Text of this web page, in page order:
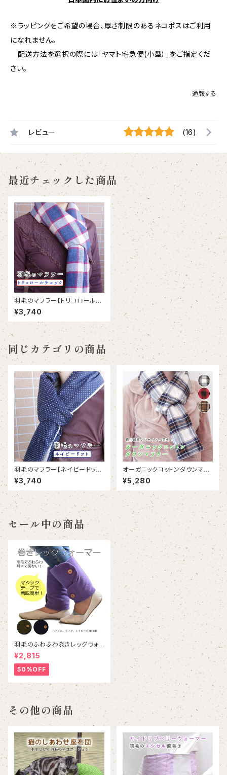
※ラッピングをご希望の場合、厚さ制限のあるネコポスはご利用
になれません。
配送方法を選択の際には「ヤマト宅急便(小型）」をご指定くだ
さい。
通報する
レビュー (16)
最近チェックした商品
羽毛のマフラー【トリコロールチ
ェック】(MF_004-BU)｜リサイ
クルダウン
¥3,740
同じカテゴリの商品
羽毛のマフラー【ネイビードット】
(MF_004-NV)｜リサイクルダ
ウン
¥3,740
オーガニックコットンダウンマフ
ラー｜再生繊維とリサイクル羽
毛のエシカルマフラー
¥5,280
セール中の商品
羽毛のふわふわ巻きレッグウォ
ーマー｜Down wrapped leg
warmer
¥2,815
50%OFF
その他の商品